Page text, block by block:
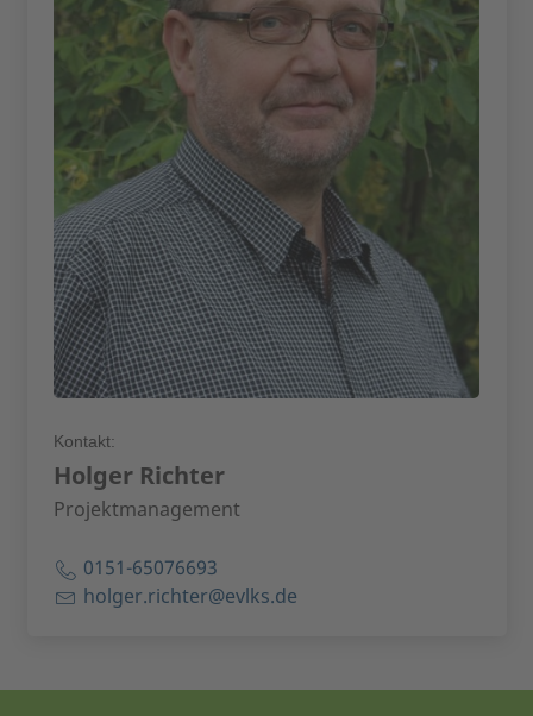
Kontakt:
Holger Richter
Projektmanagement
0151-65076693
holger.richter@evlks.de